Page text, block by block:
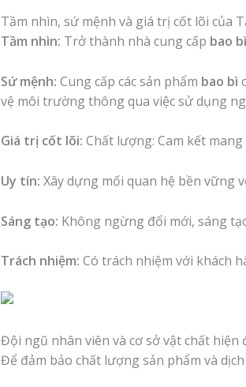
Tầm nhìn, sứ mệnh và giá trị cốt lõi của
Tầm nhìn: Trở thành nhà cung cấp bao bì
Sứ mệnh: Cung cấp các sản phẩm bao bì
vệ môi trường thông qua việc sử dụng
Giá trị cốt lõi: Chất lượng: Cam kết
Uy tín: Xây dựng mối quan hệ bền vững
Sáng tạo: Không ngừng đổi mới, sáng
Trách nhiệm: Có trách nhiệm với khách
Đội ngũ nhân viên và cơ sở vật chất hiện
Để đảm bảo chất lượng sản phẩm và